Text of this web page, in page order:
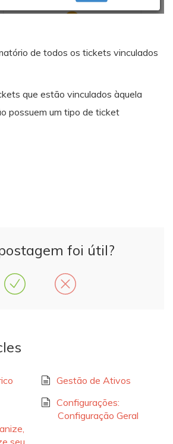
de todos os tickets vinculados
que estão vinculados àquela
possuem um tipo de ticket
foi útil?
Gestão de Ativos
Configurações:
Configuração Geral